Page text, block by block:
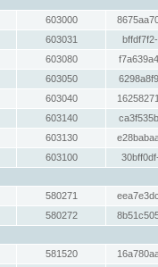
603000
603031
603080
603050
603040
603140
603130
603100
580271
580272
581520